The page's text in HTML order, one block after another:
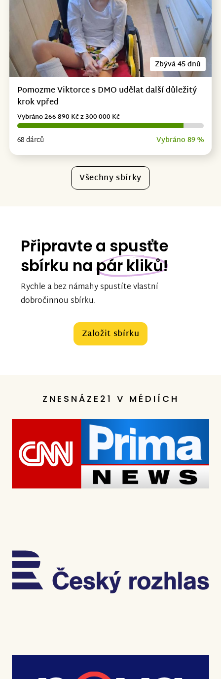
Zbývá 45 dnů
Pomozme Viktorce s DMO udělat další důležitý
krok vpřed
68 dárců Vybráno 89 %
Vybráno 266 890 Kč z 300 000 Kč
Všechny sbírky
Připravte a spusťte
sbírku na pár kliků!
Rychle a bez námahy spustíte vlastní
dobročinnou sbírku.
Založit sbírku
ZNESNÁZE21 V MÉDIÍCH